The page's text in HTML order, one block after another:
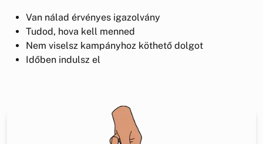
Van nálad érvényes igazolvány
Tudod, hova kell menned
Nem viselsz kampányhoz köthető dolgot
Időben indulsz el